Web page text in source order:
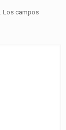
Los campos